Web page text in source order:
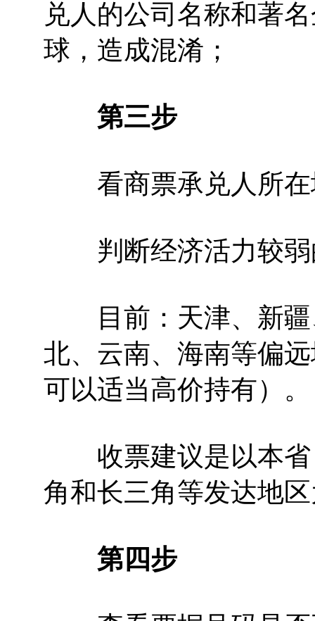
兑人的公司名称和著
球，造成混淆；
第三步
看商票承兑人所在
判断经济活力较弱
目前：天津、新疆
北、云南、海南等偏
可以适当高价持有）。
收票建议是以本省
角和长三角等发达地
第四步